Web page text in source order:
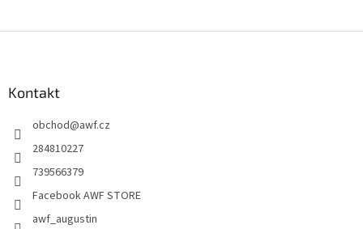
Kontakt
obchod@awf.cz
284810227
739566379
Facebook AWF STORE
awf_augustin